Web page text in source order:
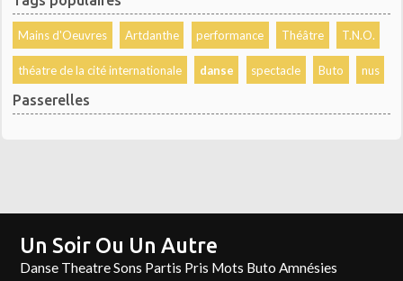
Mains d'Oeuvres Artdanthe performance Théâtre T.N.O.
théatre de la cité internationale danse spectacle Buto nus
Passerelles
Un Soir Ou Un Autre
Danse Theatre Sons Partis Pris Mots Buto Amnésies